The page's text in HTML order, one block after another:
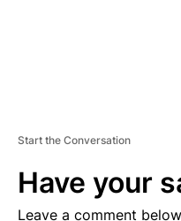
Start the Conversation
Have your
Leave a comment